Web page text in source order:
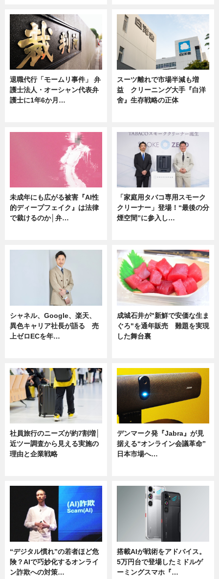
退職代行「モームリ事件」 弁
護士法人・オーシャン代表弁
護士に1年6か月…
スーツ離れで市場半減も増
益 クリーニング大手『白洋
舍』生存戦略の正体
未成年にも広がる被害『AI性
的ディープフェイク』は法律
で裁けるのか│弁…
「家庭用タバコ専用スモーク
クリーナー」登場！“最後の分
煙空間”に参入し…
シャネル、Google、楽天、
異色キャリア社長が語る 売
上ゼロECを年…
成城石井が"新鮮で安価な生ま
ぐろ"を通年販売 難題を実現
した舞台裏
社員旅行のニーズが約7割増│
近ツー調査から見える実施の
理由と企業戦略
デンマーク発『Jabra』が見
据える“オンライン会議革命”
日本市場へ…
“デジタル慣れ”の若者ほど危
険？AIで巧妙化するオンライ
ン詐欺への対策…
搭載AIが戦術をアドバイス。
5万円台で登場したミドルゲ
ーミングスマホ『…